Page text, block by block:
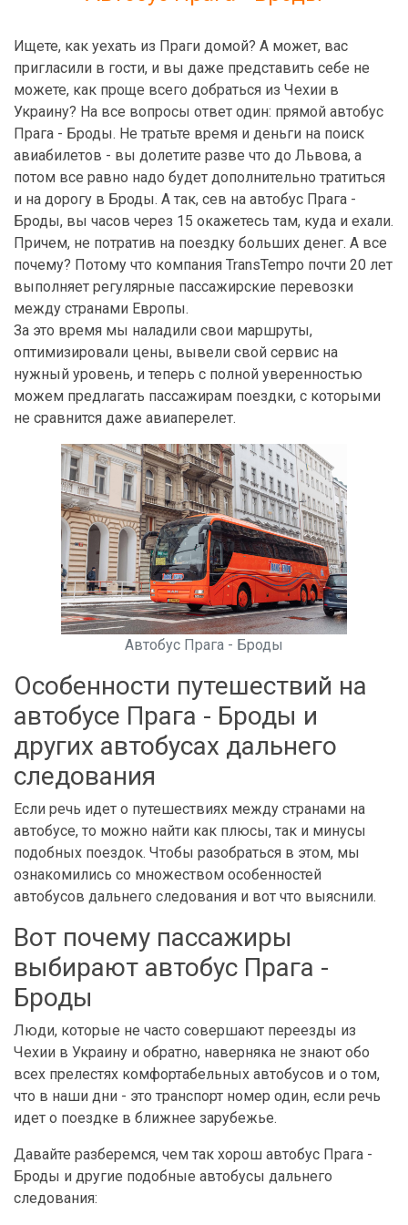
Ищете, как уехать из Праги домой? А может, вас
пригласили в гости, и вы даже представить себе не
можете, как проще всего добраться из Чехии в
Украину? На все вопросы ответ один: прямой автобус
Прага - Броды. Не тратьте время и деньги на поиск
авиабилетов - вы долетите разве что до Львова, а
потом все равно надо будет дополнительно тратиться
и на дорогу в Броды. А так, сев на автобус Прага -
Броды, вы часов через 15 окажетесь там, куда и ехали.
Причем, не потратив на поездку больших денег. А все
почему? Потому что компания TransTempo почти 20 лет
выполняет регулярные пассажирские перевозки
между странами Европы.
За это время мы наладили свои маршруты,
оптимизировали цены, вывели свой сервис на
нужный уровень, и теперь с полной уверенностью
можем предлагать пассажирам поездки, с которыми
не сравнится даже авиаперелет.
Автобус Прага - Броды
Особенности путешествий на
автобусе Прага - Броды и
других автобусах дальнего
следования
Если речь идет о путешествиях между странами на
автобусе, то можно найти как плюсы, так и минусы
подобных поездок. Чтобы разобраться в этом, мы
ознакомились со множеством особенностей
автобусов дальнего следования и вот что выяснили.
Вот почему пассажиры
выбирают автобус Прага -
Броды
Люди, которые не часто совершают переезды из
Чехии в Украину и обратно, наверняка не знают обо
всех прелестях комфортабельных автобусов и о том,
что в наши дни - это транспорт номер один, если речь
идет о поездке в ближнее зарубежье.
Давайте разберемся, чем так хорош автобус Прага -
Броды и другие подобные автобусы дальнего
следования: